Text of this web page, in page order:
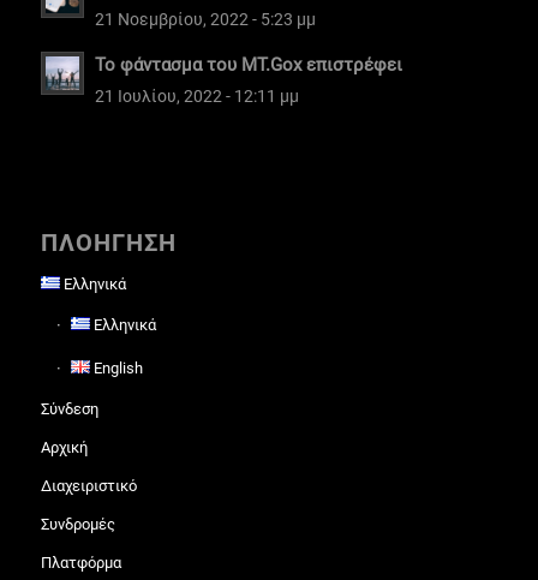
21 Νοεμβρίου, 2022 - 5:23 μμ
Το φάντασμα του MT.Gox επιστρέφει
21 Ιουλίου, 2022 - 12:11 μμ
ΠΛΟΗΓΗΣΗ
Ελληνικά
Ελληνικά
English
Σύνδεση
Αρχική
Διαχειριστικό
Συνδρομές
Πλατφόρμα